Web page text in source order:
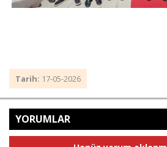
Tarih: 17-05-2026
YORUMLAR